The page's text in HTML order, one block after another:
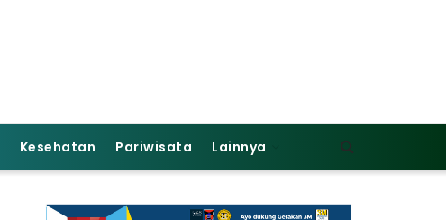
Kesehatan Pariwisata Lainnya